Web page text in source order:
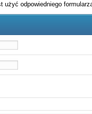
odpowiedniego